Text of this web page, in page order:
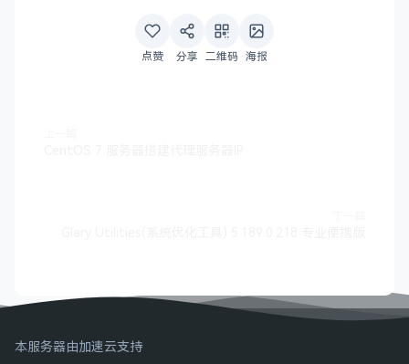
点赞 分享 二维码 海报
本服务器由加速云支持